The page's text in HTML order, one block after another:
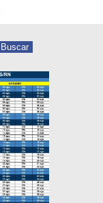
Buscar